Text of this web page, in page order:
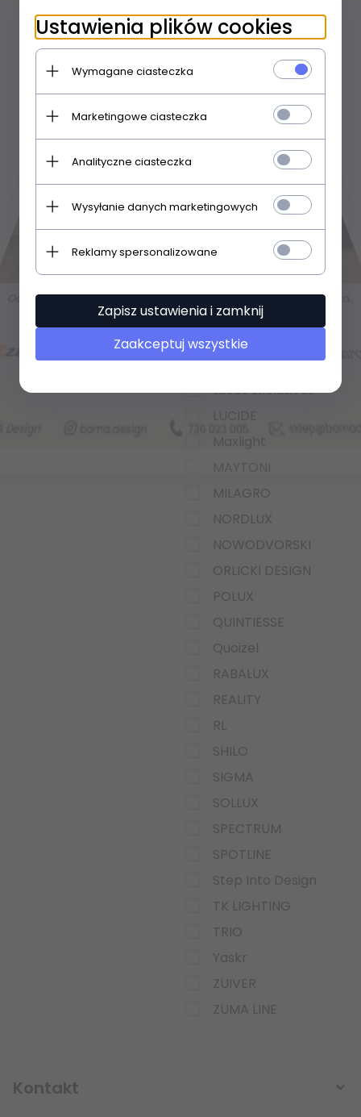
Feiss
Gilded Nola
Hinkley/ Fredrick
Ideal Lux
Ideus
IT'S ABOUT ROMI
ITALUX
King Home
Lampex
LIGHT PRESTIGE
Luces Exclusivas
MILAGRO
NORDLUX
NOWODVORSKI
ORLICKI DESIGN
POLUX
QUINTIESSE
Quoizel
RABALUX
REALITY
RL
SHILO
SIGMA
SOLLUX
SPECTRUM
SPOTLINE
Step Into Design
TK LIGHTING
TRIO
Yaskr
ZUIVER
ZUMA LINE
Kontakt
Ustawienia plików cookies
Wymagane ciasteczka
Marketingowe ciasteczka
Analityczne ciasteczka
Wysyłanie danych marketingowych
Reklamy spersonalizowane
Zapisz ustawienia i zamknij
Zaakceptuj wszystkie